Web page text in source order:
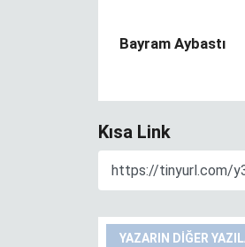
Bayram Aybastı
Kısa Link
YAZARIN DIĞER